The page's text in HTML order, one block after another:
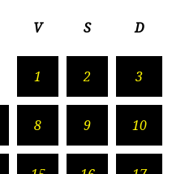
V S D
1 2 3
8 9 10